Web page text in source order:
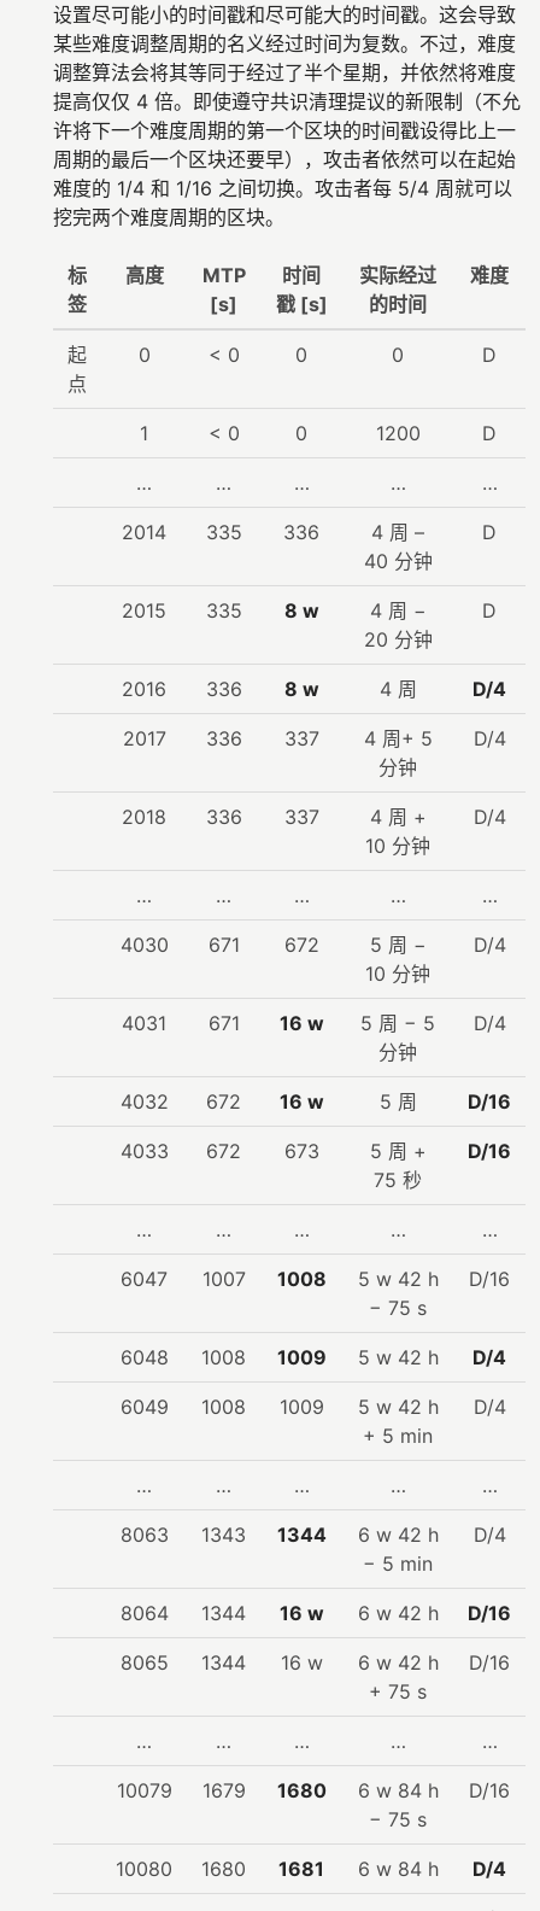
设置尽可能小的时间戳和尽可能大的时间戳。这会导致
某些难度调整周期的名义经过时间为复数。不过，难度
调整算法会将其等同于经过了半个星期，并依然将难度
提高仅仅 4 倍。即使遵守共识清理提议的新限制（不允
许将下一个难度周期的第一个区块的时间戳设得比上一
周期的最后一个区块还要早），攻击者依然可以在起始
难度的 1/4 和 1/16 之间切换。攻击者每 5/4 周就可以
挖完两个难度周期的区块。
标
签
高度
MTP
[s]
时间
戳 [s]
实际经过
的时间
难度
起
点
0 < 0 0 0 D
1 < 0 0 1200 D
… … … … …
2014 335 336
4 周 –
40 分钟
D
2015 335 8 w
4 周 −
20 分钟
D
2016 336 8 w 4 周 D/4
2017 336 337
4 周+ 5
分钟
D/4
2018 336 337
4 周 +
10 分钟
D/4
… … … … …
4030 671 672
5 周 −
10 分钟
D/4
4031 671 16 w
5 周 − 5
分钟
D/4
4032 672 16 w 5 周 D/16
4033 672 673
5 周 +
75 秒
D/16
… … … … …
6047 1007 1008
5 w 42 h
− 75 s
D/16
6048 1008 1009 5 w 42 h D/4
6049 1008 1009
5 w 42 h
+ 5 min
D/4
… … … … …
8063 1343 1344
6 w 42 h
− 5 min
D/4
8064 1344 16 w 6 w 42 h D/16
8065 1344 16 w
6 w 42 h
+ 75 s
D/16
… … … … …
10079 1679 1680
6 w 84 h
− 75 s
D/16
10080 1680 1681 6 w 84 h D/4